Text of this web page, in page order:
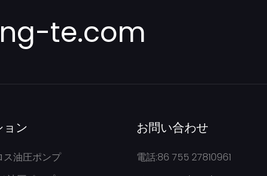
te.com
ョン
ス油圧ポンプ
お問い合わせ
電話:86 755 27810961